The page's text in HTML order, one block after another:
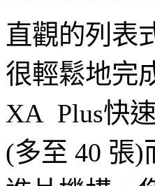
直觀的列表
很輕鬆地完
XA Plus快
(多至 40 張